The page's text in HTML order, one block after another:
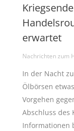
erwartet
Nachrichten zum
In der Nacht
Ölbörsen
Vorgehen
Abschluss des
Informationen